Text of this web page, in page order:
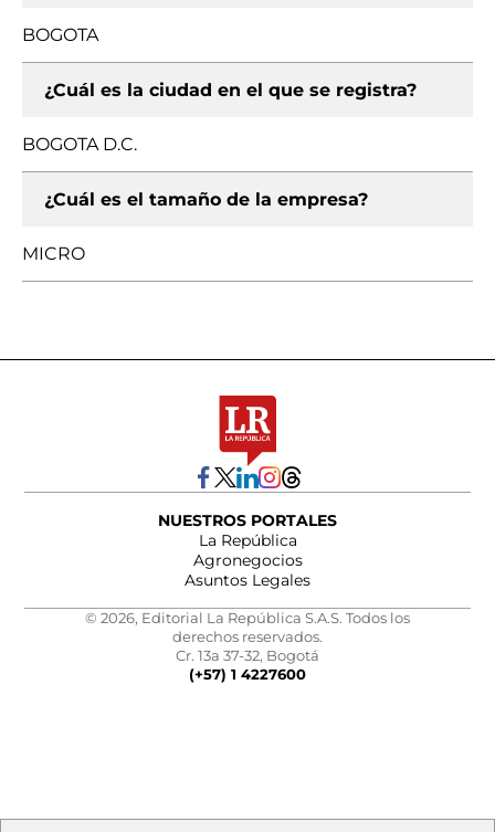
BOGOTA
¿Cuál es la ciudad en el que se registra?
BOGOTA D.C.
¿Cuál es el tamaño de la empresa?
MICRO
NUESTROS PORTALES
La República
Agronegocios
Asuntos Legales
© 2026, Editorial La República S.A.S. Todos los
derechos reservados.
Cr. 13a 37-32, Bogotá
(+57) 1 4227600